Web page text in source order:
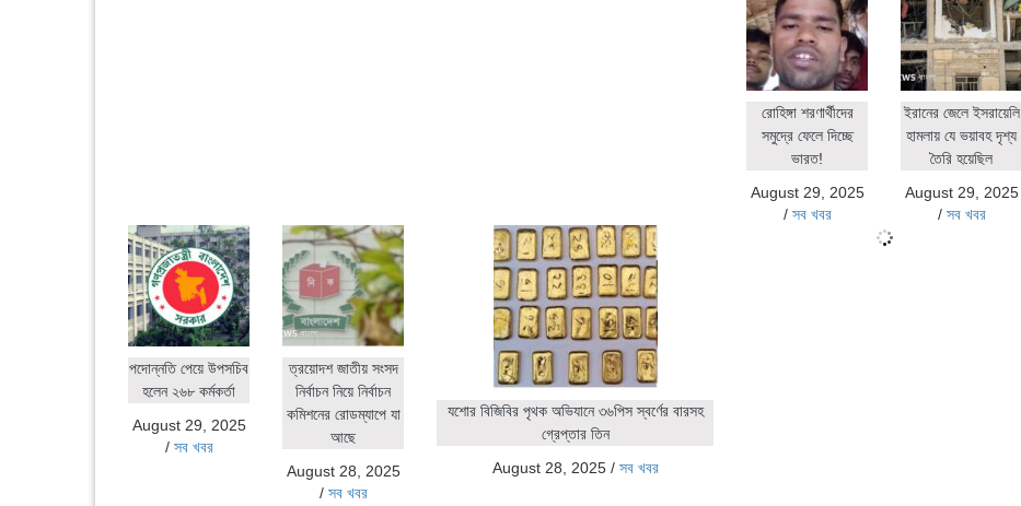
রোহিঙ্গা শরণার্থীদের
সমুদ্রে ফেলে দিচ্ছে
ভারত!
August 29, 2025
/ সব খবর
ইরানের জেলে ইসরায়েলি
হামলায় যে ভয়াবহ দৃশ্য
তৈরি হয়েছিল
August 29, 2025
/ সব খবর
পদোন্নতি পেয়ে উপসচিব
হলেন ২৬৮ কর্মকর্তা
August 29, 2025
/ সব খবর
ত্রয়োদশ জাতীয় সংসদ
নির্বাচন নিয়ে নির্বাচন
কমিশনের রোডম্যাপে যা
আছে
August 28, 2025
/ সব খবর
যশোর বিজিবির পৃথক অভিযানে ৩৬পিস স্বর্ণের বারসহ
গ্রেপ্তার তিন
August 28, 2025/ সব খবর